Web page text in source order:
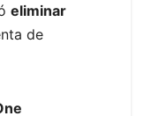
eliminar
de